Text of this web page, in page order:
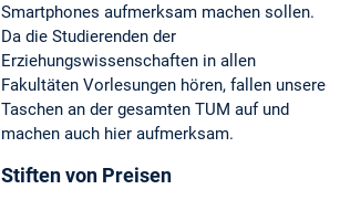
Smartphones aufmerksam machen sollen.
Da die Studierenden der
Erziehungswissenschaften in allen
Fakultäten Vorlesungen hören, fallen unsere
Taschen an der gesamten TUM auf und
machen auch hier aufmerksam.
Stiften von Preisen